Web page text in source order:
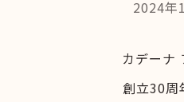
2024年
カデーナ
創立30周